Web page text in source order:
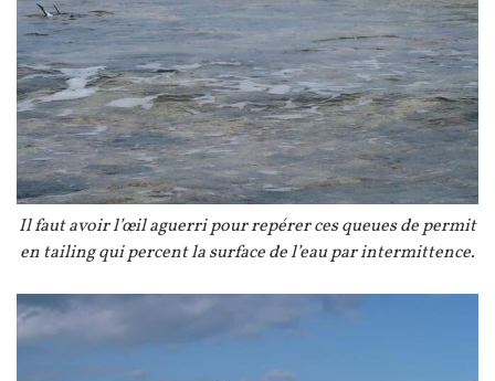
Légende
Il faut avoir l’œil aguerri pour repérer ces queues de permit
en tailing qui percent la surface de l’eau par intermittence.
Image